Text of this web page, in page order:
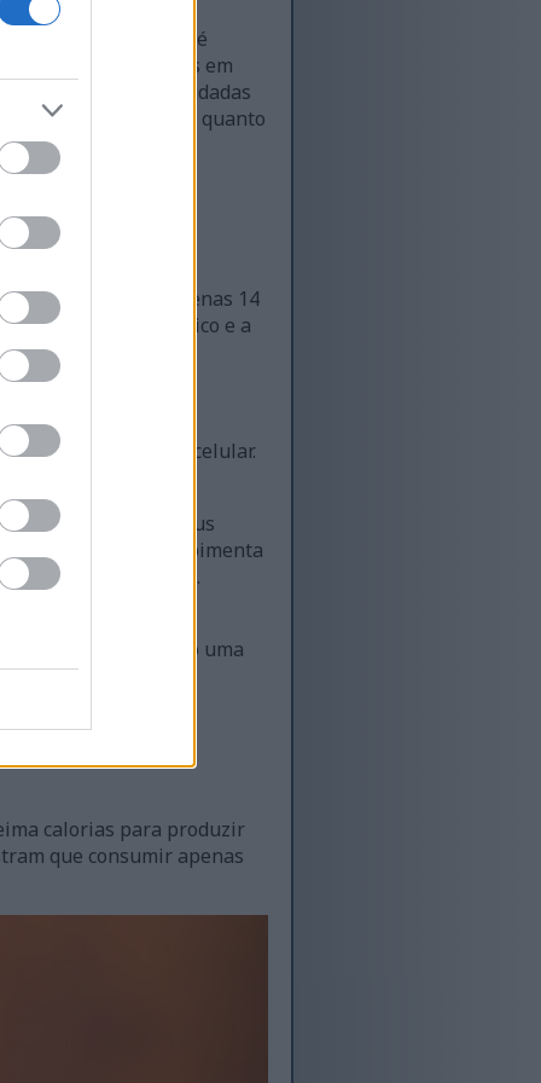
de espécies. Até
elas são cultivadas em
e também são estudadas
tanto na culinária quanto
conserva tem apenas 14
o sistema imunológico e a
o funcionamento celular.
melhor digestão. Seus
— como 45 g de pimenta
um antioxidante.
mais vitamina C e
As pimentas são uma
calorias para produzir
que consumir apenas